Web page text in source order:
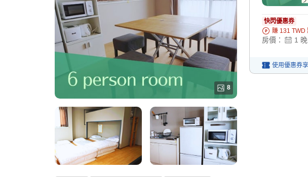
8
快閃優惠券
賺 131 TWD
房價： 1 晚
使用優惠券享